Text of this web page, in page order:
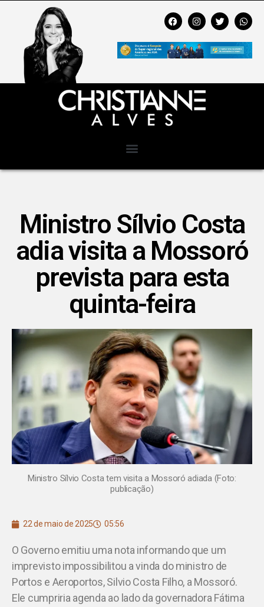
Ministro Sílvio Costa
adia visita a Mossoró
prevista para esta
quinta-feira
Ministro Sílvio Costa tem visita a Mossoró adiada (Foto:
publicação)
22 de maio de 2025 05:56
O Governo emitiu uma nota informando que um
imprevisto impossibilitou a vinda do ministro de
Portos e Aeroportos, Silvio Costa Filho, a Mossoró.
Ele cumpriria agenda ao lado da governadora Fátima